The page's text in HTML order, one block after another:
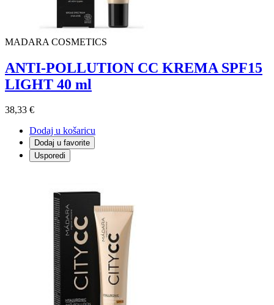
MADARA COSMETICS
ANTI-POLLUTION CC KREMA SPF15
LIGHT 40 ml
38,33 €
Dodaj u košaricu
Dodaj u favorite
Usporedi